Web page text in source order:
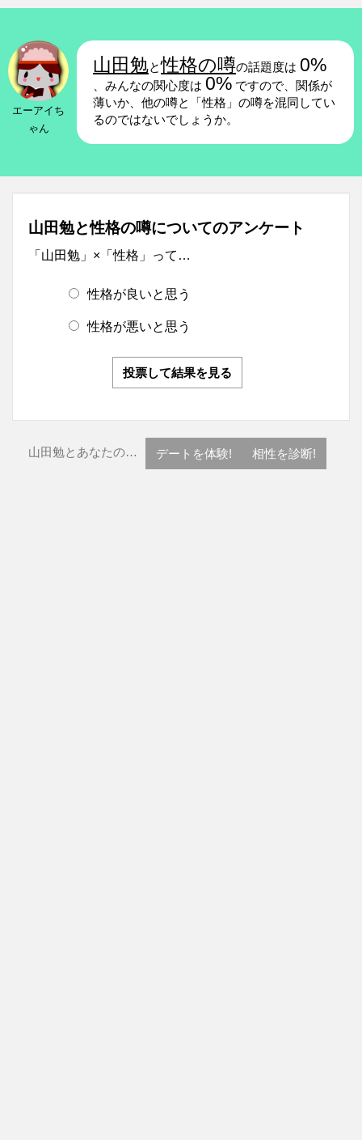
エーアイち
ゃん
山田勉と性格の噂の話題度は 0%
、みんなの関心度は 0% ですので、関係が
薄いか、他の噂と「性格」の噂を混同してい
るのではないでしょうか。
山田勉と性格の噂についてのアンケート
「山田勉」×「性格」って…
性格が良いと思う
性格が悪いと思う
投票して結果を見る
山田勉とあなたの… デートを体験! 相性を診断!